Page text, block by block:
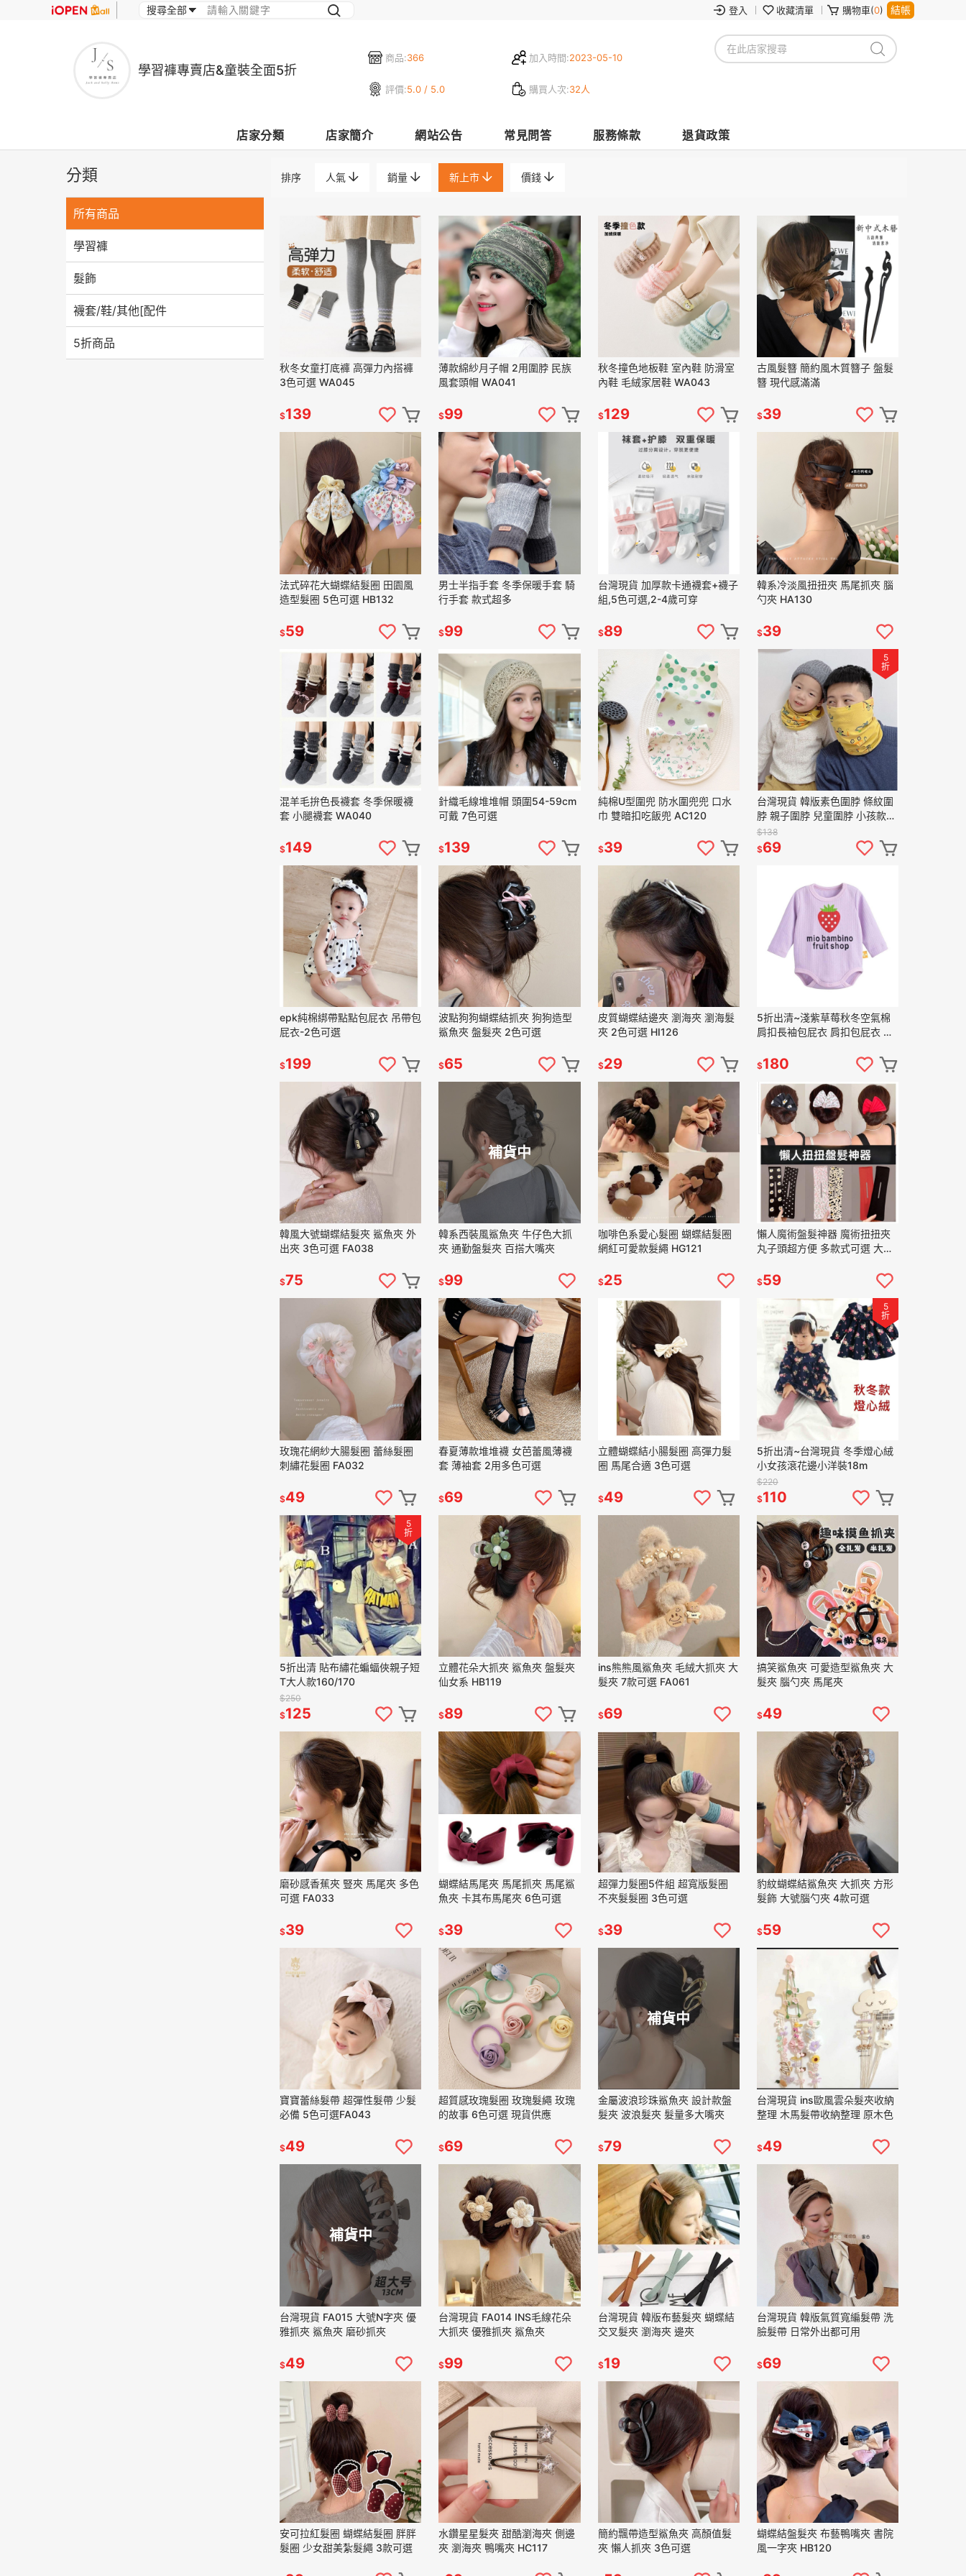
登入 收藏清單 購物車(0) 結帳
商品:366 加入時間:2023-05-10
評價:5.0 / 5.0 購買人次:32人
學習褲專賣店&童裝全面5折
店家分類 店家簡介 網站公告 常見問答 服務條款 退貨政策
分類
所有商品
學習褲
髮飾
襪套/鞋/其他[配件
5折商品
排序 人氣 銷量 新上市 價錢
秋冬女童打底褲 高彈力內搭褲
3色可選 WA045
$139
薄款綿紗月子帽 2用圍脖 民族
風套頭帽 WA041
$99
秋冬撞色地板鞋 室內鞋 防滑室
內鞋 毛絨家居鞋 WA043
$129
古風髮簪 簡約風木質簪子 盤髮
簪 現代感滿滿
$39
法式碎花大蝴蝶結髮圈 田園風
造型髮圈 5色可選 HB132
$59
男士半指手套 冬季保暖手套 騎
行手套 款式超多
$99
台灣現貨 加厚款卡通襪套+襪子
組,5色可選,2-4歲可穿
$89
韓系冷淡風扭扭夾 馬尾抓夾 腦
勺夾 HA130
$39
混羊毛拚色長襪套 冬季保暖襪
套 小腿襪套 WA040
$149
針織毛線堆堆帽 頭圍54-59cm
可戴 7色可選
$139
純棉U型圍兜 防水圍兜兜 口水
巾 雙暗扣吃飯兜 AC120
$39
5
折
台灣現貨 韓版素色圍脖 條紋圍
脖 親子圍脖 兒童圍脖 小孩款下
單處
$138
$69
epk純棉綁帶點點包屁衣 吊帶包
屁衣-2色可選
$199
波點狗狗蝴蝶結抓夾 狗狗造型
鯊魚夾 盤髮夾 2色可選
$65
皮質蝴蝶結邊夾 瀏海夾 瀏海髮
夾 2色可選 HI126
$29
5折出清~淺紫草莓秋冬空氣棉
肩扣長袖包屁衣 肩扣包屁衣 空
$180
韓風大號蝴蝶結髮夾 鯊魚夾 外
出夾 3色可選 FA038
$75
補貨中
韓系西裝風鯊魚夾 牛仔色大抓
夾 通勤盤髮夾 百搭大嘴夾
$99
咖啡色系愛心髮圈 蝴蝶結髮圈
網紅可愛款髮繩 HG121
$25
懶人魔術盤髮神器 魔術扭扭夾
丸子頭超方便 多款式可選 大人/
$59
玫瑰花網紗大腸髮圈 蕾絲髮圈
刺繡花髮圈 FA032
$49
春夏薄款堆堆襪 女芭蕾風薄襪
套 薄袖套 2用多色可選
$69
立體蝴蝶結小腸髮圈 高彈力髮
圈 馬尾合適 3色可選
$49
5
折
5折出清~台灣現貨 冬季燈心絨
小女孩滾花邊小洋裝18m
$220
$110
5
折
5折出清 貼布繡花蝙蝠俠親子短
T大人款160/170
$250
$125
立體花朵大抓夾 鯊魚夾 盤髮夾
仙女系 HB119
$89
ins熊熊風鯊魚夾 毛絨大抓夾 大
髮夾 7款可選 FA061
$69
搞笑鯊魚夾 可愛造型鯊魚夾 大
髮夾 腦勺夾 馬尾夾
$49
磨砂感香蕉夾 豎夾 馬尾夾 多色
可選 FA033
$39
蝴蝶結馬尾夾 馬尾抓夾 馬尾鯊
魚夾 卡其布馬尾夾 6色可選
$39
超彈力髮圈5件組 超寬版髮圈
不夾髮髮圈 3色可選
$39
豹紋蝴蝶結鯊魚夾 大抓夾 方形
髮飾 大號腦勺夾 4款可選
$59
寶寶蕾絲髮帶 超彈性髮帶 少髮
必備 5色可選FA043
$49
超質感玫瑰髮圈 玫瑰髮繩 玫瑰
的故事 6色可選 現貨供應
$69
補貨中
金屬波浪珍珠鯊魚夾 設計款盤
髮夾 波浪髮夾 髮量多大嘴夾
$79
台灣現貨 ins歐風雲朵髮夾收納
整理 木馬髮帶收納整理 原木色
$49
補貨中
台灣現貨 FA015 大號N字夾 優
雅抓夾 鯊魚夾 磨砂抓夾
$49
台灣現貨 FA014 INS毛線花朵
大抓夾 優雅抓夾 鯊魚夾
$99
台灣現貨 韓版布藝髮夾 蝴蝶結
交叉髮夾 瀏海夾 邊夾
$19
台灣現貨 韓版氣質寬編髮帶 洗
臉髮帶 日常外出都可用
$69
安可拉紅髮圈 蝴蝶結髮圈 胖胖
髮圈 少女甜美紮髮繩 3款可選
水鑽星星髮夾 甜酷瀏海夾 側邊
夾 瀏海夾 鴨嘴夾 HC117
簡約飄帶造型鯊魚夾 高顏值髮
夾 懶人抓夾 3色可選
蝴蝶結盤髮夾 布藝鴨嘴夾 書院
風一字夾 HB120